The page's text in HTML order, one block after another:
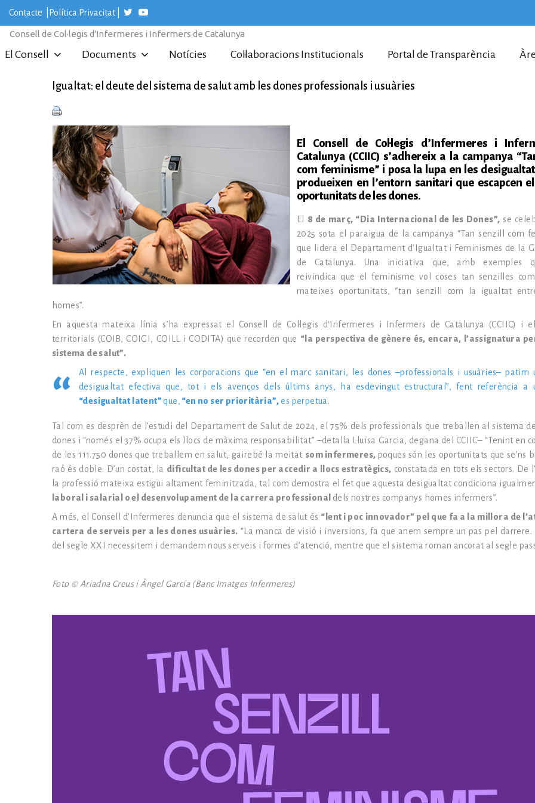
i
Contacte Política Privacitat|
Consell de Col·legis d'Infermeres i Infermers de Catalunya
El Consell Documents Notícies Col·laboracions Institucionals Portal de Transparència
Igualtat: el deute del sistema de salut amb les dones professionals i usuàries
El Consell de Col·legis d’Infermeres i
Catalunya (CCIIC) s’adhereix a la campanya
com feminisme” i posa la lupa en les
produeixen en l’entorn sanitari que escapcen
oportunitats de les dones.
El 8 de març, “Dia Internacional de les Dones”, se
2025 sota el paraigua de la campanya “Tan senzill com
que lidera el Departament d’Igualtat i Feminismes de la
de Catalunya. Una iniciativa que, amb exemples
reivindica que el feminisme vol coses tan senzilles
mateixes oportunitats, “tan senzill com la igualtat
homes”.
En aquesta mateixa línia s’ha expressat el Consell de Col·legis d’Infermeres i Infermers de Catalunya (CCIIC) i
territorials (COIB, COIGI, COILL i CODITA) que recorden que “la perspectiva de gènere és, encara, l’assignatura
sistema de salut”.
Al respecte, expliquen les corporacions que “en el marc sanitari, les dones –professionals i usuàries– patim
desigualtat efectiva que, tot i els avenços dels últims anys, ha esdevingut estructural”, fent referència a
“desigualtat latent”que, “en no ser prioritària”,es perpetua.
Tal com es desprèn de l’estudi del Departament de Salut de 2024, el 75% dels professionals que treballen al sistema
dones i “només el 37% ocupa els llocs de màxima responsabilitat” –detalla Lluïsa Garcia, degana del CCIIC– “Tenint en
de les 111.750 dones que treballem en salut, gairebé la meitat som infermeres, poques són les oportunitats que se’ns
raó és doble. D’un costat, la dificultat de les dones per accedir a llocs estratègics, constatada en tots els sectors. De
la professió mateixa estigui altament feminitzada, tal com demostra el fet que aquesta desigualtat condiciona
laboral i salarial o el desenvolupament de la carrera professional dels nostres companys homes infermers”.
A més, el Consell d’Infermeres denuncia que el sistema de salut és “lent i poc innovador” pel que fa a la millora de
cartera de serveis per a les dones usuàries. “La manca de visió i inversions, fa que anem sempre un pas pel darrere.
del segle XXI necessitem i demandem nous serveis i formes d’atenció, mentre que el sistema roman ancorat al segle
Foto © Ariadna Creus i Àngel García (Banc Imatges Infermeres)